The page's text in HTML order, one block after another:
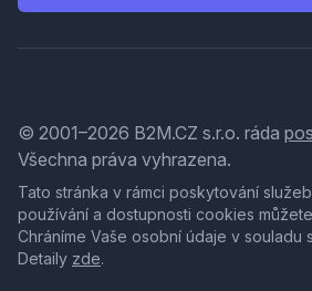
© 2001–2026 B2M.CZ s.r.o. ráda
Všechna práva vyhrazena.
Tato stránka v rámci poskytování
používání a dostupnosti cookies
Chráníme Vaše osobní údaje v souladu
Detaily zde.